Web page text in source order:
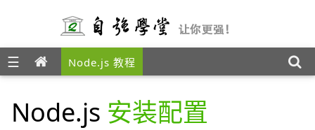
☰ Node.js 教程
Node.js 安装配置